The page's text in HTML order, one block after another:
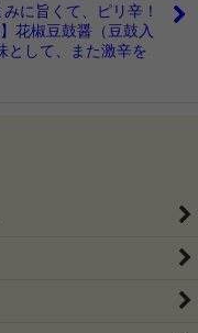
に旨くて、ピリ辛！
花椒豆鼓醤（豆鼓入
として、また激辛を